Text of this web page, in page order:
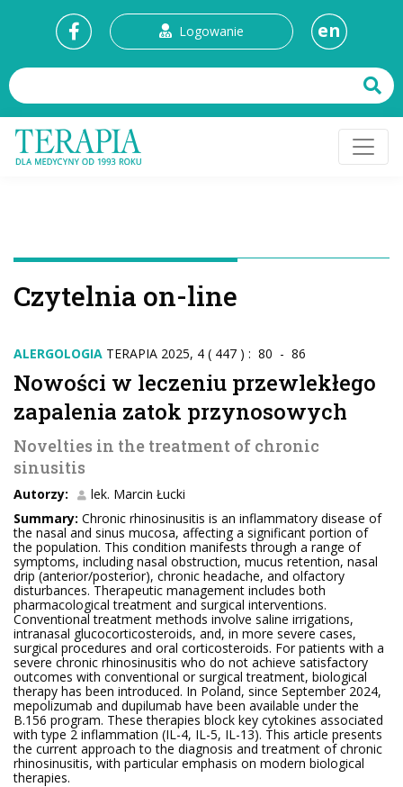
Logowanie en
Czytelnia on-line
ALERGOLOGIA TERAPIA 2025, 4 ( 447 ) : 80 - 86
Nowości w leczeniu przewlekłego
zapalenia zatok przynosowych
Novelties in the treatment of chronic
sinusitis
Autorzy:
lek. Marcin Łucki
Summary: Chronic rhinosinusitis is an inflammatory disease of
the nasal and sinus mucosa, affecting a significant portion of
the population. This condition manifests through a range of
symptoms, including nasal obstruction, mucus retention, nasal
drip (anterior/posterior), chronic headache, and olfactory
disturbances. Therapeutic management includes both
pharmacological treatment and surgical interventions.
Conventional treatment methods involve saline irrigations,
intranasal glucocorticosteroids, and, in more severe cases,
surgical procedures and oral corticosteroids. For patients with a
severe chronic rhinosinusitis who do not achieve satisfactory
outcomes with conventional or surgical treatment, biological
therapy has been introduced. In Poland, since September 2024,
mepolizumab and dupilumab have been available under the
B.156 program. These therapies block key cytokines associated
with type 2 inflammation (IL-4, IL-5, IL-13). This article presents
the current approach to the diagnosis and treatment of chronic
rhinosinusitis, with particular emphasis on modern biological
therapies.